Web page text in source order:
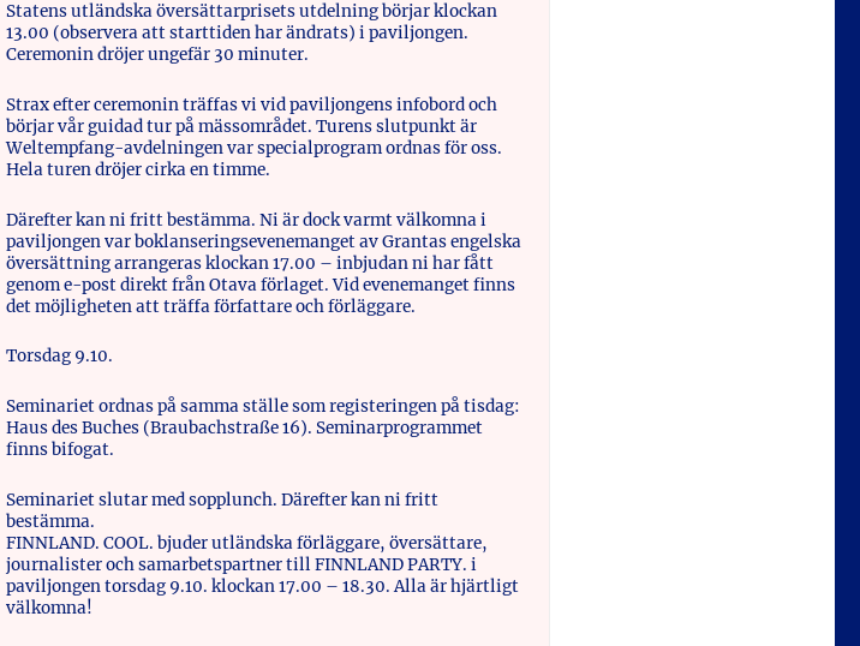
Statens utländska översättarprisets utdelning börjar klockan
13.00 (observera att starttiden har ändrats) i paviljongen.
Ceremonin dröjer ungefär 30 minuter.
Strax efter ceremonin träffas vi vid paviljongens infobord och
börjar vår guidad tur på mässområdet. Turens slutpunkt är
Weltempfang-avdelningen var specialprogram ordnas för oss.
Hela turen dröjer cirka en timme.
Därefter kan ni fritt bestämma. Ni är dock varmt välkomna i
paviljongen var boklanseringsevenemanget av Grantas engelska
översättning arrangeras klockan 17.00 – inbjudan ni har fått
genom e-post direkt från Otava förlaget. Vid evenemanget finns
det möjligheten att träffa författare och förläggare.
Torsdag 9.10.
Seminariet ordnas på samma ställe som registeringen på tisdag:
Haus des Buches (Braubachstraße 16). Seminarprogrammet
finns bifogat.
Seminariet slutar med sopplunch. Därefter kan ni fritt
bestämma.
FINNLAND. COOL. bjuder utländska förläggare, översättare,
journalister och samarbetspartner till FINNLAND PARTY. i
paviljongen torsdag 9.10. klockan 17.00 – 18.30. Alla är hjärtligt
välkomna!